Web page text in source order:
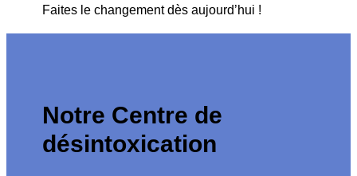
Faites le changement dès aujourd’hui !
Notre Centre de
désintoxication